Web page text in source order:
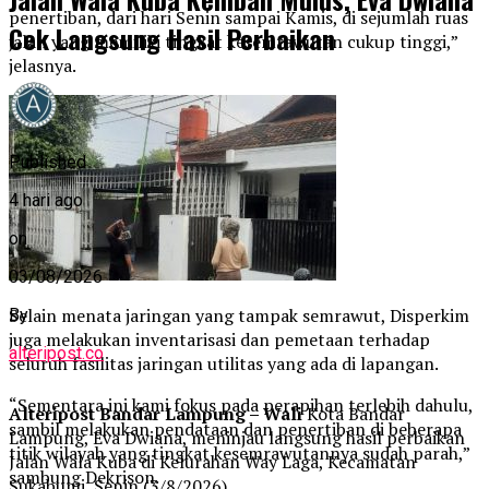
penertiban, dari hari Senin sampai Kamis, di sejumlah ruas
jalan yang memiliki tingkat kesemrawutan cukup tinggi,”
jelasnya.
Selain menata jaringan yang tampak semrawut, Disperkim
juga melakukan inventarisasi dan pemetaan terhadap
seluruh fasilitas jaringan utilitas yang ada di lapangan.
“Sementara ini kami fokus pada perapihan terlebih dahulu,
sambil melakukan pendataan dan penertiban di beberapa
titik wilayah yang tingkat kesemrawutannya sudah parah,”
sambung Dekrison.
Cek Langsung Hasil Perbaikan
Published
4 hari ago
on
03/08/2026
By
alteripost.co
Alteripost Bandar Lampung – WaliKota Bandar
Lampung, Eva Dwiana, meninjau langsung hasil perbaikan
Jalan Wala Kuba di Kelurahan Way Laga, Kecamatan